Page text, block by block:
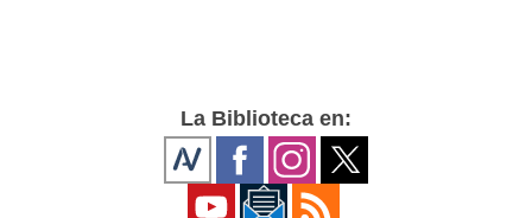
La Biblioteca en: